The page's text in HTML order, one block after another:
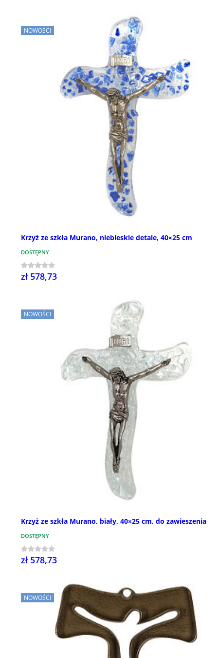
NOWOŚCI
Krzyż ze szkła Murano, niebieskie detale, 40×25 cm
DOSTĘPNY
zł 578,73
NOWOŚCI
Krzyż ze szkła Murano, biały, 40×25 cm, do zawieszenia
DOSTĘPNY
zł 578,73
NOWOŚCI